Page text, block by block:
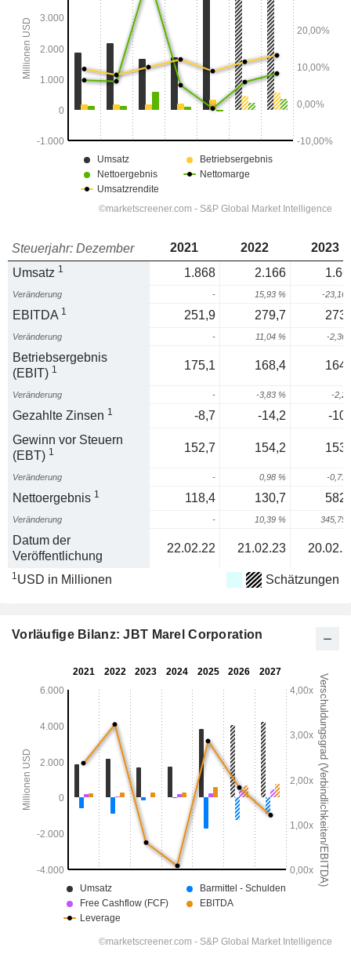
Steuerjahr: Dezember 2021 2022
2023
Umsatz 1 1.868 2.166
Veränderung - 15,93 % -23,16
EBITDA 1 251,9 279,7
Veränderung - 11,04 % -2,36
Betriebsergebnis
(EBIT) 1 175,1 168,4
Veränderung - -3,83 % -2,2
Gezahlte Zinsen 1 -8,7 -14,2
-
Gewinn vor Steuern
(EBT) 1 152,7 154,2
Veränderung - 0,98 % -0,71
Nettoergebnis 1 118,4 130,7
Veränderung - 10,39 % 345,75
Datum der
Veröffentlichung
22.02.22 21.02.23
1USD in Millionen Schätzungen
Vorläufige Bilanz: JBT Marel Corporation